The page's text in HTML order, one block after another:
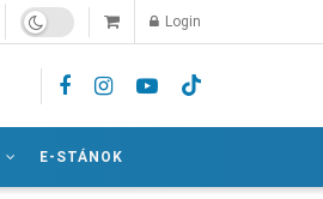
Login
E-STÁNOK